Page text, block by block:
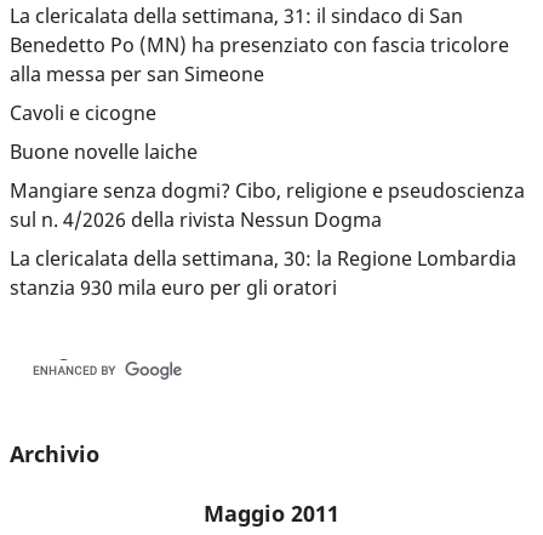
La clericalata della settimana, 31: il sindaco di San
Benedetto Po (MN) ha presenziato con fascia tricolore
alla messa per san Simeone
Cavoli e cicogne
Buone novelle laiche
Mangiare senza dogmi? Cibo, religione e pseudoscienza
sul n. 4/2026 della rivista Nessun Dogma
La clericalata della settimana, 30: la Regione Lombardia
stanzia 930 mila euro per gli oratori
Archivio
Maggio 2011